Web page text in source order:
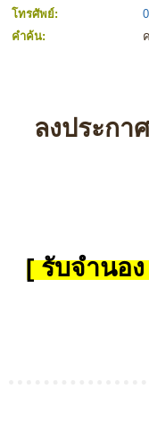
โทรศัพย์:
คำค้น:
ลงประกาศ
[ รับจำนอ